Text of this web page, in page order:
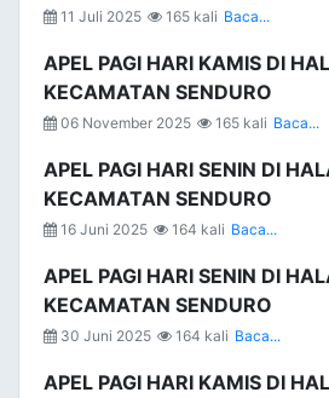
11 Juli 2025 165 kali Baca...
APEL PAGI HARI KAMIS DI
KECAMATAN SENDURO
06 November 2025 165 kali Baca...
APEL PAGI HARI SENIN DI
KECAMATAN SENDURO
16 Juni 2025 164 kali Baca...
APEL PAGI HARI SENIN DI
KECAMATAN SENDURO
30 Juni 2025 164 kali Baca...
APEL PAGI HARI KAMIS DI